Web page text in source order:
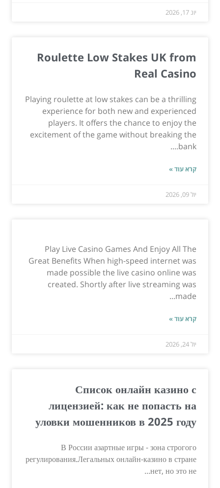
יונ 17, 2026
Roulette Low Stakes UK from
Real Casino
Playing roulette at low stakes can be a thrilling
experience for both new and experienced
players. It offers the chance to enjoy the
excitement of the game without breaking the
bank....
קרא עוד »
יול 09, 2026
Play Live Casino Games And Enjoy All The
Great Benefits When high-speed internet was
made possible the live casino online was
created. Shortly after live streaming was
made...
קרא עוד »
יול 24, 2026
Список онлайн казино с
лицензией: как не попасть на
уловки мошенников в 2025 году
В России азартные игры - зона строгого
регулирования.Легальных онлайн-казино в стране
нет, но это не...